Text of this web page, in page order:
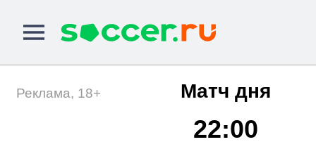
Матч дня
22:00
Реклама, 18+